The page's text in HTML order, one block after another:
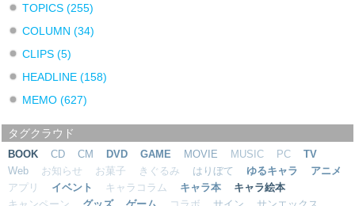
TOPICS(255)
COLUMN(34)
CLIPS(5)
HEADLINE(158)
MEMO(627)
タグクラウド
BOOK CD CM DVD GAME MOVIE MUSIC PC
TV
Web
お知らせ お菓子 きぐるみ はりぼて ゆるキャラ
アニメ
アプリ
イベント キャラコラム キャラ本
キャラ絵本